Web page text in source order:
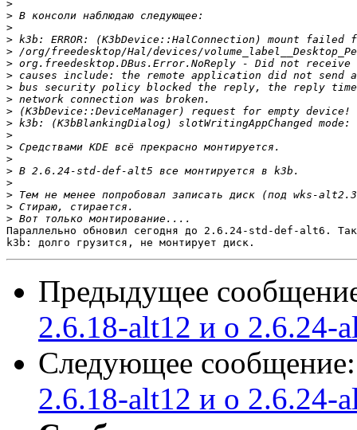
>
>
>
>
>
>
>
>
>
>
>
>
>
>
>
>
>
>
>
Параллельно обновил сегодня до 2.6.24-std-def-alt6.
Предыдущее
2.6.18-alt12 и о 2.6.24-
Следующее
2.6.18-alt12 и о 2.6.24-